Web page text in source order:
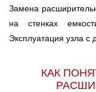
Замена
на стенках
Эксплуатация узла с
КАК